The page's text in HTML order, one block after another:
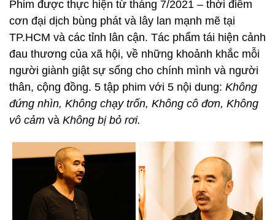
Phim được thực hiện từ tháng 7/2021 – thời điểm
cơn đại dịch bùng phát và lây lan mạnh mẽ tại
TP.HCM và các tỉnh lân cận. Tác phẩm tái hiện cảnh
đau thương của xã hội, về những khoảnh khắc mỗi
người giành giật sự sống cho chính mình và người
thân, cộng đồng. 5 tập phim với 5 nội dung: Không
đứng nhìn, Không chạy trốn, Không cô đơn, Không
vô cảm và Không bị bỏ rơi.